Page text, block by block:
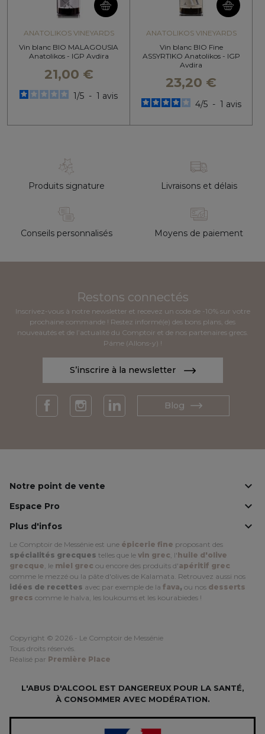
ANATOLIKOS VINEYARDS
Vin blanc BIO MALAGOUSIA
Anatolikos - IGP Avdira
21,00 €
1/5 - 1 avis
ANATOLIKOS VINEYARDS
Vin blanc BIO Fine
ASSYRTIKO Anatolikos - IGP
Avdira
23,20 €
4/5 - 1 avis
Produits signature Livraisons et délais
Conseils personnalisés Moyens de paiement
Restons connectés
Inscrivez-vous à notre newsletter et recevez un code de -10% sur votre
prochaine commande ! Restez informé(e) des bons plans, des
nouveautés et de l’actualité du Comptoir et de nos partenaires grecs.
Páme (Allons-y) !
S’inscrire à la newsletter
Blog
Notre point de vente 
Espace Pro 
Plus d'infos 
Le Comptoir de Messénie est une épicerie fine proposant des
spécialités grecques telles que le vin grec, l'huile d'olive
grecque, le miel grec ou encore des produits d'apéritif grec
comme le mezzé ou la pâte d'olives de Kalamata. Retrouvez aussi nos
idées de recettes avec par exemple de la fava, ou nos desserts
grecs comme le halva, les loukoums et les kourabiedes !
Copyright © 2026 - Le Comptoir de Messénie
Tous droits réservés.
Réalisé par Première Place
L'ABUS D'ALCOOL EST DANGEREUX POUR LA SANTÉ,
À CONSOMMER AVEC MODÉRATION.